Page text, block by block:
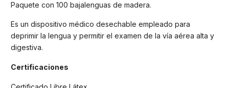
Paquete con 100 bajalenguas de madera.
Es un dispositivo médico desechable empleado para
deprimir la lengua y permitir el examen de la vía aérea alta y
digestiva.
Certificaciones